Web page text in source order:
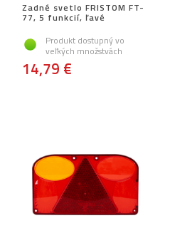
Zadné svetlo FRISTOM FT-
77, 5 funkcií, ľavé
Produkt dostupný vo
veľkých množstvách
14,79 €